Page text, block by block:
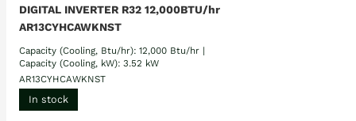
DIGITAL INVERTER R32 12,000BTU/hr
AR13CYHCAWKNST
Capacity (Cooling, Btu/hr): 12,000 Btu/hr |
Capacity (Cooling, kW): 3.52 kW
AR13CYHCAWKNST
In stock